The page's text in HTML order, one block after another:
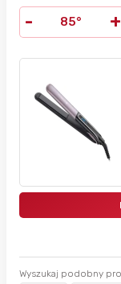
- 85° +
Wyszukaj podobny